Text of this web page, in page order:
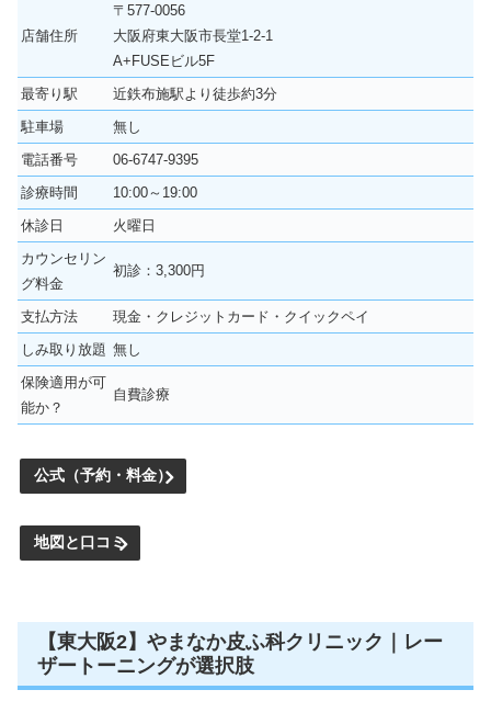
店舗住所
〒577-0056
大阪府東大阪市長堂1-2-1
A+FUSEビル5F
最寄り駅
近鉄布施駅より徒歩約3分
駐車場
無し
電話番号
06-6747-9395
診療時間
10:00～19:00
休診日
火曜日
カウンセリン
グ料金
初診：3,300円
支払方法
現金・クレジットカード・クイックペイ
しみ取り放題 無し
保険適用が可
能か？
自費診療
公式（予約・料金）
地図と口コミ
【東大阪2】やまなか皮ふ科クリニック｜レー
ザートーニングが選択肢